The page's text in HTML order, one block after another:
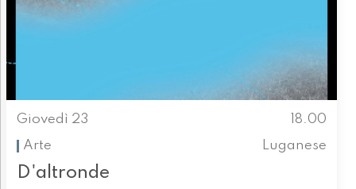
Giovedì 23
18.00
Arte
Luganese
D'altronde